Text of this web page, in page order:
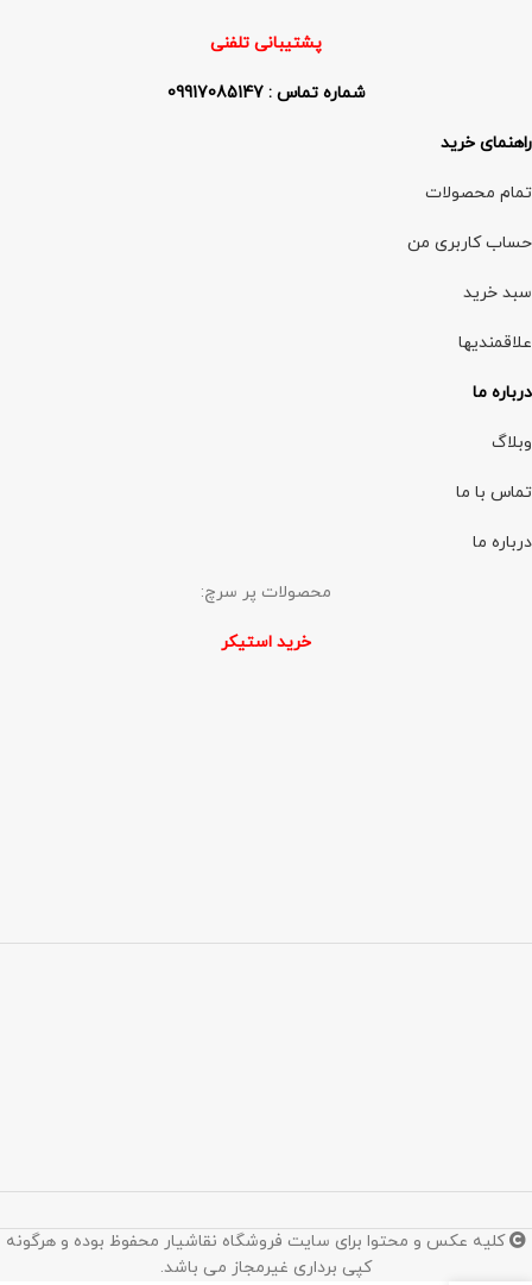
پشتیبانی تلفنی
شماره تماس : 09917085147
راهنمای خرید
تمام محصولات
حساب کاربری من
سبد خرید
علاقمندیها
درباره ما
وبلاگ
تماس با ما
درباره ما
محصولات پر سرچ:
خرید استیکر
کلیه عکس و محتوا برای سایت فروشگاه نقاشیار محفوظ بوده و هرگونه
کپی برداری غیرمجاز می باشد.